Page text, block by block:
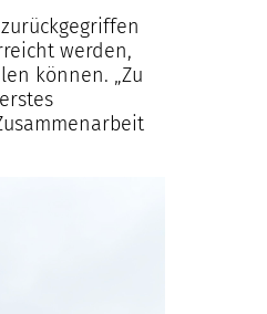
werden,
können. „Zu